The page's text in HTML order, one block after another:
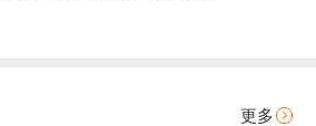
更多